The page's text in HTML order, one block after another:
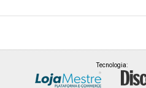
Tecnologia: